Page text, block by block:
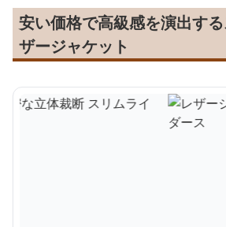
安い価格で高級感を演出す
ザージャケット